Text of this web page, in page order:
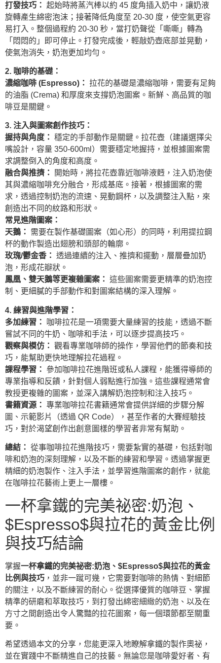
打發技巧： 起始時將蒸汽棒以約 45 度角插入奶中，讓奶液
旋轉產生綿密泡沫；接著降低角度至 20-30 度，使空氣更容
易打入。整個過程約 20-30 秒，當打奶聲從「嘶嘶」轉為
「悶悶的」即可停止。打發完成後，輕敲奶壺底部並晃動，
使氣泡消失，奶泡更加均勻。
2. 咖啡的基礎：
濃縮咖啡 (Espresso)： 拉花的基礎是濃縮咖啡，需要有足夠
的油脂 (Crema) 和厚度來支撐奶泡圖案。新鮮、高品質的咖
啡豆是關鍵。
3. 注入與圖案創作技巧：
握持與角度： 穩定的手部動作是關鍵。拉花壺（建議選擇尖
嘴設計，容量 350-600ml）需要穩定地握持，並根據圖案需
求調整倒入的角度和高度。
融合與推擠：
開始時，將拉花壺靠近咖啡液麪，注入奶泡使
其與濃縮咖啡充分融合，形成基底。接著，根據圖案的需
求，透過控制奶泡的流速、晃動鋼杯，以及調整注入點，來
創造出不同的紋路和形狀。
常見進階圖案：
天鵝：
需要在製作基礎圖案（如心形）的同時，利用提拉鋼
杯的動作製造出翅膀和頭部的輪廓。
玫瑰/鬱金香： 透過連續的注入、推擠和擺動，層層疊加奶
泡，形成花瓣狀。
鳳凰、雙天鵝等更複雜圖案： 這些圖案需要更精準的奶泡控
制、更細膩的手部動作和對圖案結構的深入理解。
4. 練習與進階學習：
多加練習：
咖啡拉花是一項需要大量練習的技能，透過不斷
嘗試不同的牛奶、咖啡和手法，可以逐步提高技巧。
觀察與模仿： 觀看專業咖啡師的操作，學習他們的節奏和技
巧，能幫助更快地理解拉花過程。
課程學習：
參加咖啡拉花進階班或私人課程，能獲得導師的
專業指導和反饋，針對個人弱點進行加強。這些課程通常會
教授更複雜的圖案，並深入講解奶泡控制和注入技巧。
書籍資源： 專業咖啡拉花書籍通常會提供詳細的步驟分解
圖、示範影片（透過 QR Code），甚至作者的大賽經驗技
巧，對於渴望創作出創意圖樣的學習者非常有幫助。
總結： 從事咖啡拉花進階技巧，需要紮實的基礎，包括對咖
啡和奶泡的深刻理解，以及不斷的練習和學習。透過掌握更
精細的奶泡製作、注入手法，並學習進階圖案的創作，就能
在咖啡拉花藝術上更上一層樓。
一杯拿鐵的完美祕密:奶泡、
$Espresso$與拉花的黃金比例
與技巧結論
掌握一杯拿鐵的完美祕密:奶泡、$Espresso$與拉花的黃金
比例與技巧 ，並非一蹴可幾，它需要對咖啡的熱情、對細節
的關注，以及不斷練習的耐心。從選擇優質的咖啡豆、掌握
精準的研磨和萃取技巧，到打發出綿密細緻的奶泡、以及在
方寸之間創造出令人驚豔的拉花圖案，每一個環節都至關重
要。
希望透過本文的分享，您能更深入地瞭解拿鐵的製作奧祕，
並在實踐中不斷精進自己的技藝。無論您是咖啡愛好者、有